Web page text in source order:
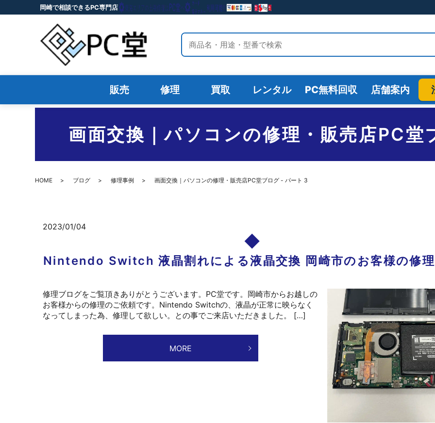
岡崎で相談できるPC専門店
サイト内検索
販売 修理 買取 レンタル PC無料回収 店舗案内
画面交換｜パソコンの修理・販売店PC
HOME ブログ 修理事例 画面交換｜パソコンの修理・販売店PC堂ブログ - パート 3
2023/01/04
Nintendo Switch 液晶割れによる液晶交換 岡崎市のお客様の修理
修理ブログをご覧頂きありがとうございます。PC堂です。岡崎市からお越しの
お客様からの修理のご依頼です。Nintendo Switchの、液晶が正常に映らなく
なってしまった為、修理して欲しい。との事でご来店いただきました。 […]
MORE